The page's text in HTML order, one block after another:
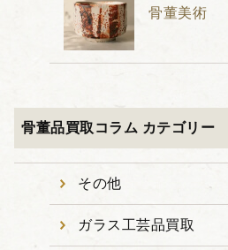
骨董美術
骨董品買取コラム カテゴリー
その他
ガラス工芸品買取